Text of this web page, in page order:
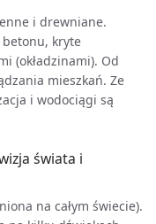
i drewniane.
kryte
(okładzinami). Od
mieszkań. Ze
i wodociągi są
świata i
na całym świecie).